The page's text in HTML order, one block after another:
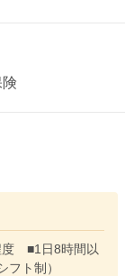
度 ■1日8時間以
ト制）